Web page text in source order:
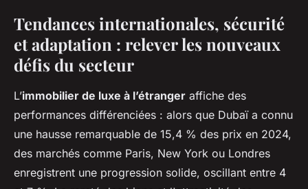
Tendances internationales, sécurité
et adaptation : relever les nouveaux
défis du secteur
L’immobilier de luxe à l’étranger affiche des
performances différenciées : alors que Dubaï a connu
une hausse remarquable de 15,4 % des prix en 2024,
des marchés comme Paris, New York ou Londres
enregistrent une progression solide, oscillant entre 4